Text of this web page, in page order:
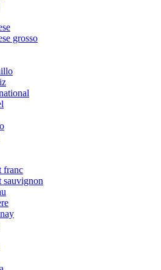
grosso
franc
sauvignon